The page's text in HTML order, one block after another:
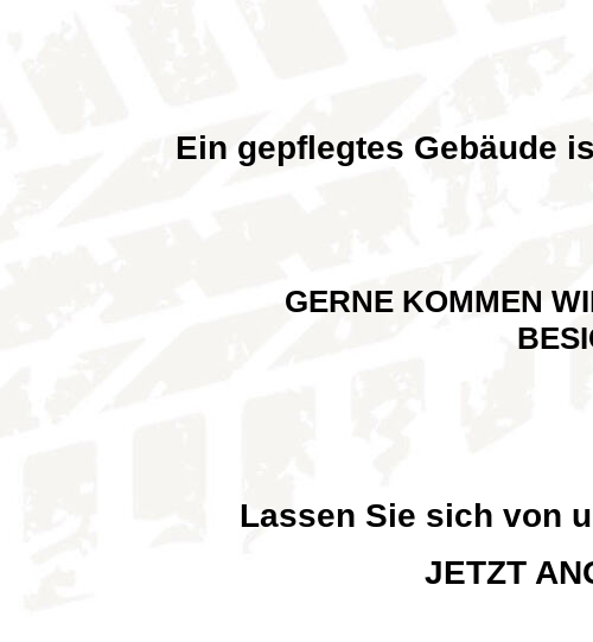
Ein gepflegtes Gebäude
GERNE KOMMEN WIR
Lassen Sie sich von
JETZT